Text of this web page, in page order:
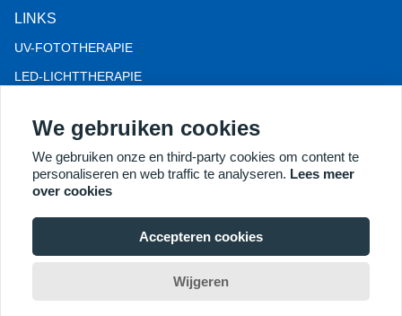
LINKS
UV-FOTOTHERAPIE
LED-LICHTTHERAPIE
COLPOSCOOP
MEER PRODUCTEN
Copyright® 2018 Kernel Medical Equipment Co.,LTD.
may@kernelmed.com
We gebruiken cookies
We gebruiken onze en third-party cookies om content te
personaliseren en web traffic te analyseren. Lees meer
over cookies
Accepteren cookies
Wijgeren